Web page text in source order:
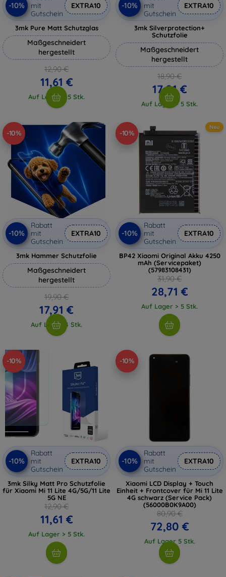
-10%
mit
Gutschein
EXTRA10
3mk Pure Matt Schutzglas
Maßgeschneidert
hergestellt
12,90 €
11,61 €
Auf Lager > 5 Stk.
-10%
mit
Gutschein
EXTRA10
3mk Silverprotection+
Schutzfolie
Maßgeschneidert
hergestellt
18,90 €
17,01 €
Auf Lager > 5 Stk.
-10%
-10%
Rabatt
mit
Gutschein
EXTRA10
3mk Hammer Schutzfolie
Maßgeschneidert
hergestellt
19,90 €
17,91 €
Auf Lager 4 Stk.
-10%
Neu
-10%
Rabatt
mit
Gutschein
EXTRA10
BP42 Xiaomi Original Akku 4250
mAh (Servicepaket)
(57983108431)
31,90 €
28,71 €
Auf Lager > 5 Stk.
-10%
-10%
Rabatt
mit
Gutschein
EXTRA10
3mk Silky Matt Pro Schutzfolie
für Xiaomi Mi 11 Lite 4G/5G/11 Lite
5G NE
12,90 €
11,61 €
Auf Lager > 5 Stk.
-10%
-10%
Rabatt
mit
Gutschein
EXTRA10
Xiaomi LCD Display + Touch
Einheit + Frontcover für Mi 11 Lite
4G schwarz (Service Pack)
(56000B0K9A00)
80,90 €
72,80 €
Auf Lager 5 Stk.